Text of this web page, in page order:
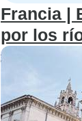
Francia |
por los